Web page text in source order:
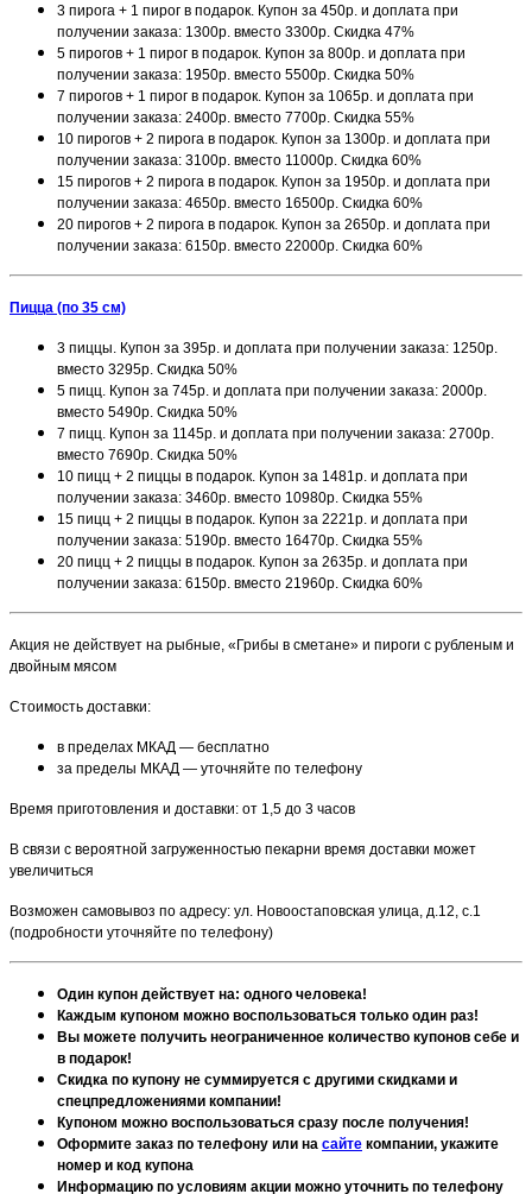
3 пирога + 1 пирог в подарок. Купон за 450р. и доплата при
получении заказа: 1300р. вместо 3300р. Скидка 47%
5 пирогов + 1 пирог в подарок. Купон за 800р. и доплата при
получении заказа: 1950р. вместо 5500р. Скидка 50%
7 пирогов + 1 пирог в подарок. Купон за 1065р. и доплата при
получении заказа: 2400р. вместо 7700р. Скидка 55%
10 пирогов + 2 пирога в подарок. Купон за 1300р. и доплата при
получении заказа: 3100р. вместо 11000р. Скидка 60%
15 пирогов + 2 пирога в подарок. Купон за 1950р. и доплата при
получении заказа: 4650р. вместо 16500р. Скидка 60%
20 пирогов + 2 пирога в подарок. Купон за 2650р. и доплата при
получении заказа: 6150р. вместо 22000р. Скидка 60%
Пицца (по 35 см)
3 пиццы. Купон за 395р. и доплата при получении заказа: 1250р.
вместо 3295р. Скидка 50%
5 пицц. Купон за 745р. и доплата при получении заказа: 2000р.
вместо 5490р. Скидка 50%
7 пицц. Купон за 1145р. и доплата при получении заказа: 2700р.
вместо 7690р. Скидка 50%
10 пицц + 2 пиццы в подарок. Купон за 1481р. и доплата при
получении заказа: 3460р. вместо 10980р. Скидка 55%
15 пицц + 2 пиццы в подарок. Купон за 2221р. и доплата при
получении заказа: 5190р. вместо 16470р. Скидка 55%
20 пицц + 2 пиццы в подарок. Купон за 2635р. и доплата при
получении заказа: 6150р. вместо 21960р. Скидка 60%
Акция не действует на рыбные, «Грибы в сметане» и пироги с рубленым и
двойным мясом
Стоимость доставки:
в пределах МКАД — бесплатно
за пределы МКАД — уточняйте по телефону
Время приготовления и доставки: от 1,5 до 3 часов
В связи с вероятной загруженностью пекарни время доставки может
увеличиться
Возможен самовывоз по адресу: ул. Новоостаповская улица, д.12, с.1
(подробности уточняйте по телефону)
Один купон действует на: одного человека!
Каждым купоном можно воспользоваться только один раз!
Вы можете получить неограниченное количество купонов себе и
в подарок!
Скидка по купону не суммируется с другими скидками и
спецпредложениями компании!
Купоном можно воспользоваться сразу после получения!
Оформите заказ по телефону или на сайте компании, укажите
номер и код купона
Информацию по условиям акции можно уточнить по телефону